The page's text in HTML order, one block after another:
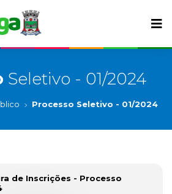
Seletivo - 01/2024
Processo Seletivo - 01/2024
de Inscrições - Processo